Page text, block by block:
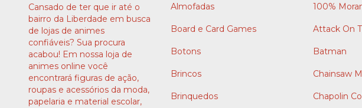
Cansado de ter que ir até o
bairro da Liberdade em busca
de lojas de animes
confiáveis? Sua procura
acabou! Em nossa loja de
animes online você
encontrará figuras de ação,
roupas e acessórios da moda,
papelaria e material escolar,
Almofadas
Board e Card Games
Botons
Brincos
Brinquedos
100%
Attack On
Batman
Chainsaw
Chapolin